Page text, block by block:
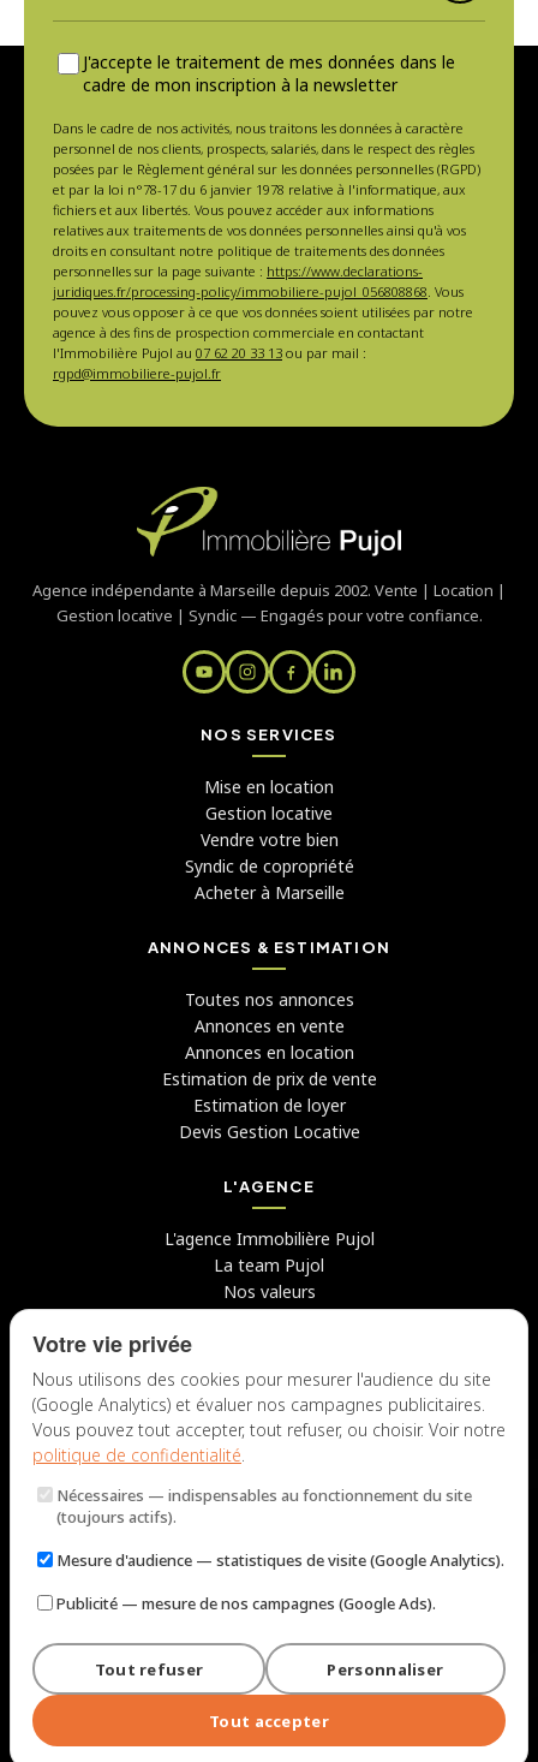
J'accepte le traitement de mes données dans le
cadre de mon inscription à la newsletter
Dans le cadre de nos activités, nous traitons les données à caractère
personnel de nos clients, prospects, salariés, dans le respect des règles
posées par le Règlement général sur les données personnelles (RGPD)
et par la loi n°78-17 du 6 janvier 1978 relative à l'informatique, aux
fichiers et aux libertés. Vous pouvez accéder aux informations
relatives aux traitements de vos données personnelles ainsi qu'à vos
droits en consultant notre politique de traitements des données
personnelles sur la page suivante : https://www.declarations-
juridiques.fr/processing-policy/immobiliere-pujol_056808868. Vous
pouvez vous opposer à ce que vos données soient utilisées par notre
agence à des fins de prospection commerciale en contactant
l'Immobilière Pujol au 07 62 20 33 13 ou par mail :
rgpd@immobiliere-pujol.fr
Agence indépendante à Marseille depuis 2002. Vente | Location |
Gestion locative | Syndic — Engagés pour votre confiance.
NOS SERVICES
Mise en location
Gestion locative
Vendre votre bien
Syndic de copropriété
Acheter à Marseille
ANNONCES & ESTIMATION
Toutes nos annonces
Annonces en vente
Annonces en location
Estimation de prix de vente
Estimation de loyer
Devis Gestion Locative
L'AGENCE
L'agence Immobilière Pujol
La team Pujol
Nos valeurs
Avis clients
Candidater chez nous
NOUS CONTACTER
Lun – Jeu : 9h – 12h / 14h – 18h
© 2026 Immobilière Pujol — Marseille. Tous droits réservés.
Mentions légales et tarifsPolitique de confidentialitéPlan du site
Gérer les cookies
Votre vie privée
Nous utilisons des cookies pour mesurer l'audience du site
(Google Analytics) et évaluer nos campagnes publicitaires.
Vous pouvez tout accepter, tout refuser, ou choisir. Voir notre
politique de confidentialité.
Nécessaires — indispensables au fonctionnement du site
(toujours actifs).
Mesure d'audience — statistiques de visite (Google Analytics).
Publicité — mesure de nos campagnes (Google Ads).
Tout refuser Personnaliser
Tout accepter